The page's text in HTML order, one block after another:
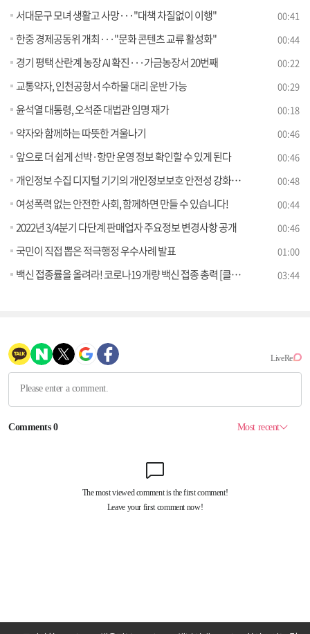
서대문구 모녀 생활고 사망···"대책 차질없이 이행" 00:41
한중 경제공동위 개최···"문화 콘텐츠 교류 활성화" 00:44
경기 평택 산란계 농장 AI 확진···가금농장서 20번째 00:22
교통약자, 인천공항서 수하물 대리 운반 가능 00:29
윤석열 대통령, 오석준 대법관 임명 재가 00:18
약자와 함께하는 따뜻한 겨울나기 00:46
앞으로 더 쉽게 선박·항만 운영 정보 확인할 수 있게 된다 00:46
개인정보 수집 디지털 기기의 개인정보보호 안전성 강화한다! 00:48
여성폭력 없는 안전한 사회, 함께하면 만들 수 있습니다! 00:44
2022년 3/4분기 다단계 판매업자 주요정보 변경사항 공개 00:46
국민이 직접 뽑은 적극행정 우수사례 발표 01:00
백신 접종률을 올려라! 코로나19 개량 백신 접종 총력 [클릭K+] 03:44